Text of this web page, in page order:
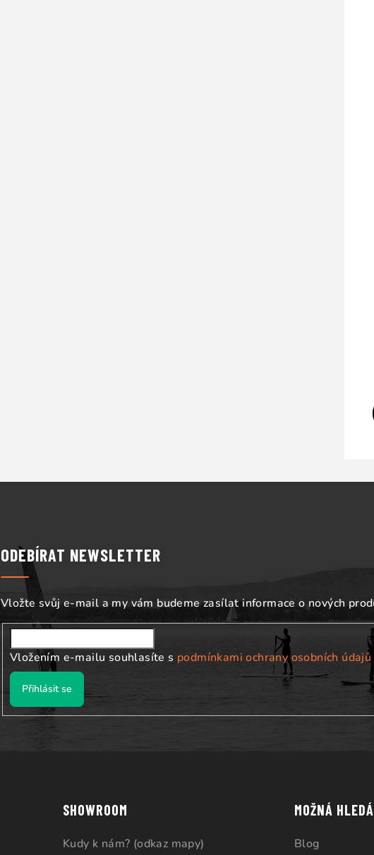
ODEBÍRAT NEWSLETTER
Vložte svůj e-mail a my vám budeme zasílat informace o nových
Vložením e-mailu souhlasíte s podmínkami ochrany osobních údajů
Přihlásit se
SHOWROOM
Kudy k nám? (odkaz mapy)
MOŽNÁ
Blog